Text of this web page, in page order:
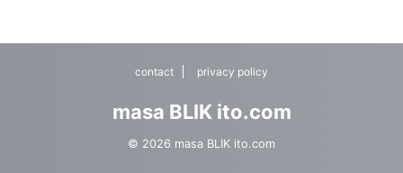
contact privacy policy
masa BLIK ito.com
© 2026 masa BLIK ito.com